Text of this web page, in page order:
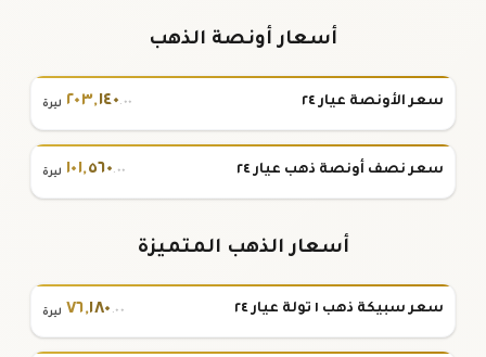
أسعار أونصة الذهب
سعر الأونصة عيار ٢٤ ٢٠٣,١٤٠.٠٠ ليرة
سعر نصف أونصة ذهب عيار ٢٤ ١٠١,٥٦٠.٠٠ ليرة
أسعار الذهب المتميزة
سعر سبيكة ذهب ١ تولة عيار ٢٤ ٧٦,١٨٠ .٠٠ ليرة